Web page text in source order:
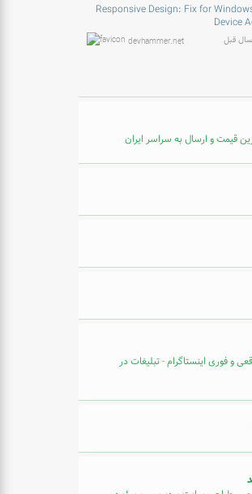
Responsive Design: Fix for
Device
devhammer.net
قیمت و ارسال به سراسر ایران
و فوری اینستاگرام - تبلیغات در